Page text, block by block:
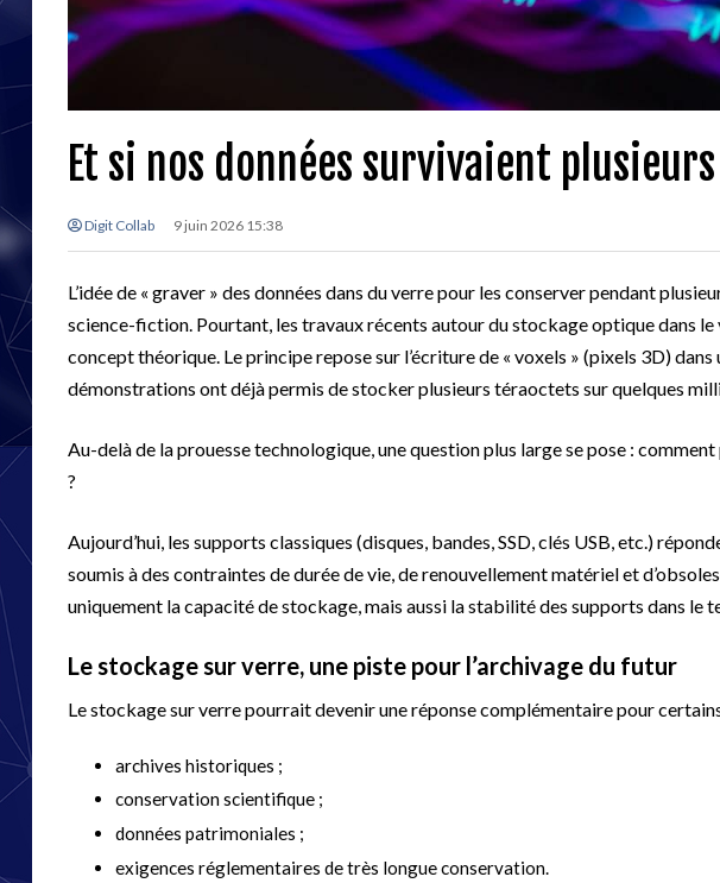
Et si nos données survivaient
Digit Collab 9 juin 2026 15:38
L’idée de « graver » des données dans du verre pour les conserver pendant
science-fiction. Pourtant, les travaux récents autour du stockage optique dans le
concept théorique. Le principe repose sur l’écriture de « voxels » (pixels 3D) dans
démonstrations ont déjà permis de stocker plusieurs téraoctets sur quelques
Au-delà de la prouesse technologique, une question plus large se pose :
?
Aujourd’hui, les supports classiques (disques, bandes, SSD, clés USB, etc.)
soumis à des contraintes de durée de vie, de renouvellement matériel et
uniquement la capacité de stockage, mais aussi la stabilité des supports dans le
Le stockage sur verre, une piste pour l’archivage du futur
Le stockage sur verre pourrait devenir une réponse complémentaire pour
archives historiques ;
conservation scientifique ;
données patrimoniales ;
exigences réglementaires de très longue conservation.